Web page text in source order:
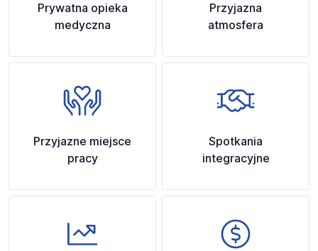
Prywatna opieka
medyczna
Przyjazna
atmosfera
Przyjazne miejsce
pracy
Spotkania
integracyjne